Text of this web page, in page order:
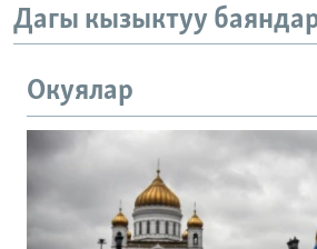
Дагы кызыктуу
Окуялар